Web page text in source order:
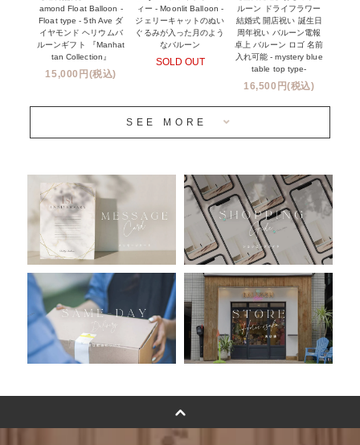
前撮り写真バルーン特集
姉妹店＆関連ショップについて
安心のチャビーバルーン
おすすめ商品
バルーン自動販売機
浮くバルーンオーダーメイド - coming soonn -
卓上バルーンオーダーメイド
ムーンリットバルーンについて
その他オーダーメイド
バルーンフラワーブーケについて
プリントフォント詳細＆使用例
amond Float Balloon -
Float type - 5th Ave ダ
イヤモンド ヘリウムバ
ルーンギフト 『Manhat
tan Collection』
15,000円(税込)
ィー - Moonlit Balloon -
ジェリーキャットのぬい
ぐるみが入った月のよう
なバルーン
SOLD OUT
ルーン ドライフラワー
結婚式 開店祝い 誕生日
周年祝い バルーン電報
卓上 バルーン ロゴ 名前
入れ可能 - mystery blue
table top type-
16,500円(税込)
SEE MORE